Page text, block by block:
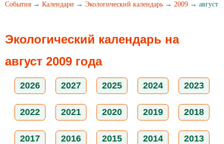
События → Календари → Экологический календарь → 2009 → август
Экологический календарь на
август 2009 года
2026 2027 2025 2024 2023
2022 2021 2020 2019 2018
2017 2016 2015 2014 2013